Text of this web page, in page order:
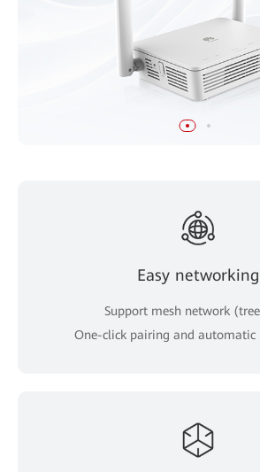
Easy networking
Support mesh network
One-click pairing and automatic